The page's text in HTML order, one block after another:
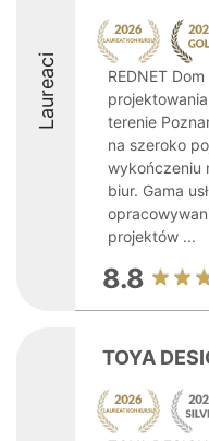
Laureaci
REDNET
terenie
na szeroko
wykończeniu
biur. Gama
projektów ...
8.8
TOYA